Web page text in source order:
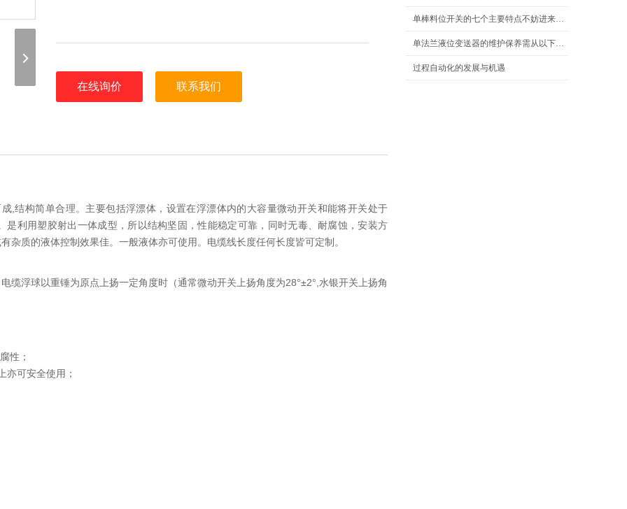
单棒料位开关的七个主要特点不妨进来看看
单法兰液位变送器的维护保养需从以下方面入手
过程自动化的发展与机遇
在线询价 联系我们
,结构简单合理。主要包括浮漂体，设置在浮漂体内的大容量微动开关和能将开关处于
利用塑胶射出一体成型，所以结构坚固，性能稳定可靠，同时无毒、耐腐蚀，安装方
杂质的液体控制效果佳。一般液体亦可使用。电缆线长度任何长度皆可定制。
缆浮球以重锤为原点上扬一定角度时（通常微动开关上扬角度为28°±2°,水银开关上扬角
性；
亦可安全使用；